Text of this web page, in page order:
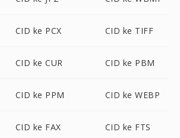
CID ke PCX CID ke TIFF
CID ke CUR CID ke PBM
CID ke PPM CID ke WEBP
CID ke FAX CID ke FTS